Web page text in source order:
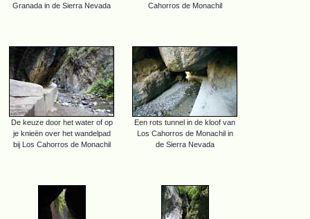
Granada in de Sierra Nevada
Cahorros de Monachil
De keuze door het water of op
je knieën over het wandelpad
bij Los Cahorros de Monachil
Een rots tunnel in de kloof van
Los Cahorros de Monachil in
de Sierra Nevada